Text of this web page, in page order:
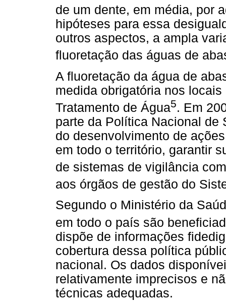
de um dente, em média, por
hipóteses para essa
outros aspectos, a ampla
fluoretação das águas de
A fluoretação da água de
medida obrigatória nos
Tratamento de Água5. Em
parte da Política Nacional de
do desenvolvimento de
em todo o território, garantir
de sistemas de vigilância
aos órgãos de gestão do
Segundo o Ministério da
em todo o país são
dispõe de informações
cobertura dessa política
nacional. Os dados
relativamente imprecisos e
técnicas adequadas.